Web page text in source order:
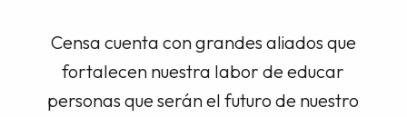
Censa cuenta con grandes aliados que
fortalecen nuestra labor de educar
personas que serán el futuro de nuestro